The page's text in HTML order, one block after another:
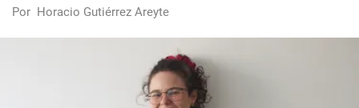
Por Horacio Gutiérrez Areyte